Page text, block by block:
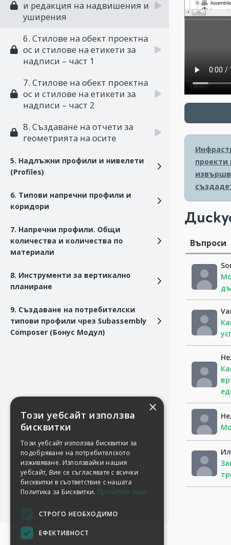
и редакция на надвишения и
уширения
6. Стилове на обект проектна
ос и стилове на етикети за
надписи – част 1
7. Стилове на обект проектна
ос и стилове на етикети за
надписи – част 2
8. Създаване на отчети за
геометрията на осите
5. Надлъжни профили и нивелети
(Profiles)
6. Типови напречни профили и
коридори
7. Напречни профили. Общи
количества и количества по
материали
8. Инструменти за вертикално
планиране
9. Създаване на потребителски
типови профили чрез Subassembly
Composer (Бонус Модул)
проекти
Въпроси
×
Този уебсайт използва
бисквитки
Този уебсайт използва бисквитки за
подобряване на потребителското
изживяване. Използвайки нашия
уебсайт, Вие се съгласявате с всички
бисквитки в съответствие с нашата
Политика за Бисквитки. Прочетете още
СТРОГО НЕОБХОДИМО
ЕФЕКТИВНОСТ